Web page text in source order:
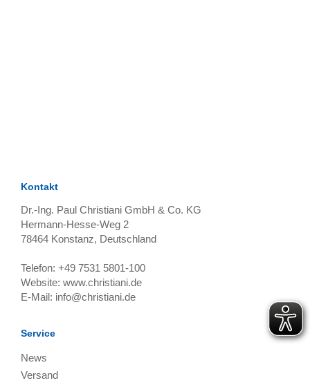
Kontakt
Dr.-Ing. Paul Christiani GmbH & Co. KG
Hermann-Hesse-Weg 2
78464 Konstanz, Deutschland
Telefon: +49 7531 5801-100
Website: www.christiani.de
E-Mail: info@christiani.de
Service
News
Versand